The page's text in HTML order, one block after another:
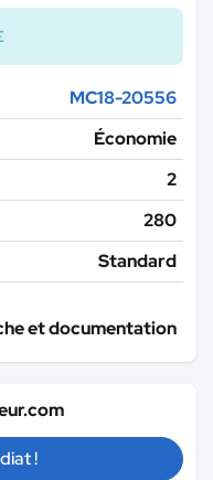
MC18-20556
Économie
2
280
Standard
et documentation
!